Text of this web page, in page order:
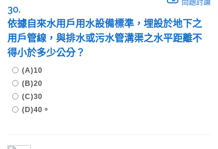
問題討論
30.
依據自來水用戶用水設備標準，埋設於地下之
用戶管線，與排水或污水管溝渠之水平距離不
得小於多少公分？
(A)10
(B)20
(C)30
(D)40。